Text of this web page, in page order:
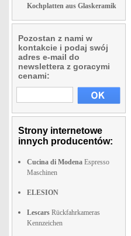
Kochplatten aus Glaskeramik
Pozostan z nami w
kontakcie i podaj swój
adres e-mail do
newslettera z goracymi
cenami:
Strony internetowe
innych producentów:
Cucina di Modena Espresso
Maschinen
ELESION
Lescars Rückfahrkameras
Kennzeichen